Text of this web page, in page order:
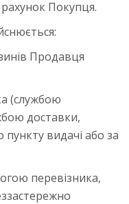
Покупця.
Продавця
(службою
доставки,
видачі або за
перевізника,